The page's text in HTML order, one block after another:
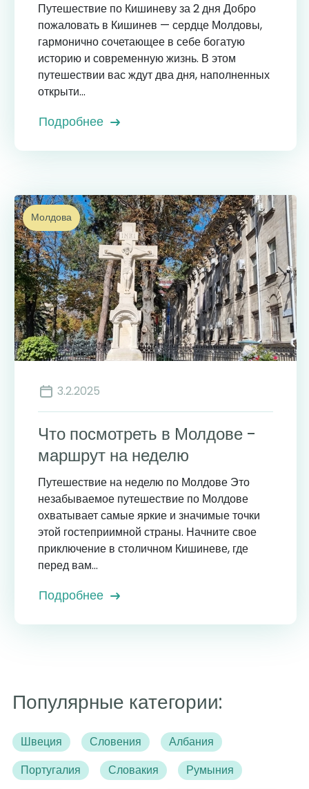
Путешествие по Кишиневу за 2 дня Добро
пожаловать в Кишинев — сердце Молдовы,
гармонично сочетающее в себе богатую
историю и современную жизнь. В этом
путешествии вас ждут два дня, наполненных
открыти...
Подробнее
Молдова
3.2.2025
Что посмотреть в Молдове -
маршрут на неделю
Путешествие на неделю по Молдове Это
незабываемое путешествие по Молдове
охватывает самые яркие и значимые точки
этой гостеприимной страны. Начните свое
приключение в столичном Кишиневе, где
перед вам...
Подробнее
Популярные категории:
Швеция Словения
Албания
Португалия
Словакия
Румыния